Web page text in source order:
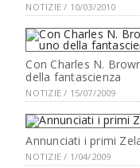
NOTIZIE / 10/03/2010
Con Charles N.
della fantascienza
NOTIZIE / 15/07/2009
Annunciati i primi
NOTIZIE / 1/04/2009